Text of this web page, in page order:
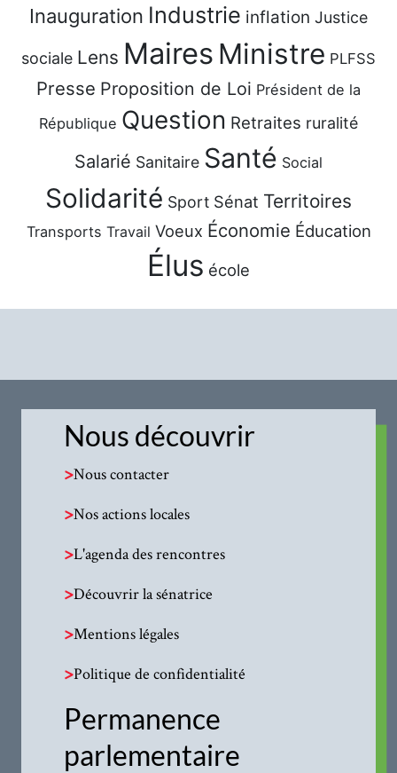
Inauguration Industrie inflation Justice
sociale Lens Maires Ministre PLFSS
Presse Proposition de Loi Président de la
République Question Retraites ruralité
Salarié Sanitaire Santé Social
Solidarité Sport Sénat Territoires
Transports Travail Voeux Économie Éducation
Élus école
Nous découvrir
>Nous contacter
>Nos actions locales
>L'agenda des rencontres
>Découvrir la sénatrice
>Mentions légales
>Politique de confidentialité
Permanence
parlementaire